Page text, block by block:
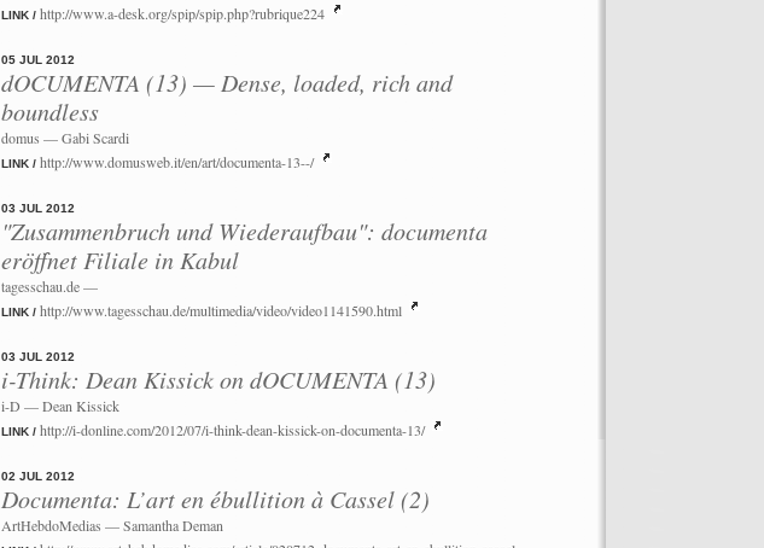
LINK / http://www.a-desk.org/spip/spip.php?rubrique224
05 JUL 2012
dOCUMENTA (13) — Dense, loaded, rich and
boundless
domus — Gabi Scardi
LINK / http://www.domusweb.it/en/art/documenta-13--/
03 JUL 2012
"Zusammenbruch und Wiederaufbau": documenta
eröffnet Filiale in Kabul
tagesschau.de —
LINK / http://www.tagesschau.de/multimedia/video/video1141590.html
03 JUL 2012
i-Think: Dean Kissick on dOCUMENTA (13)
i-D — Dean Kissick
LINK / http://i-donline.com/2012/07/i-think-dean-kissick-on-documenta-13/
02 JUL 2012
Documenta: L’art en ébullition à Cassel (2)
ArtHebdoMedias — Samantha Deman